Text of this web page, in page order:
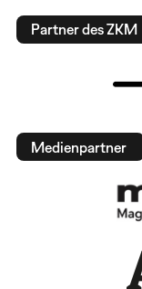
Partner des ZKM
Medienpartner